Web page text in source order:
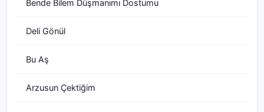
Bende Bilem Düşmanımı Dostumu
Deli Gönül
Bu Aş
Arzusun Çektiğim